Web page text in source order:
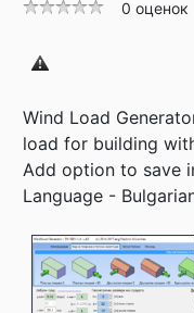
0 оценок
Wind Load
load for building
Add option to save
Language -